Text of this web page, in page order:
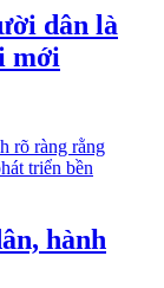
dân là
mới
hành